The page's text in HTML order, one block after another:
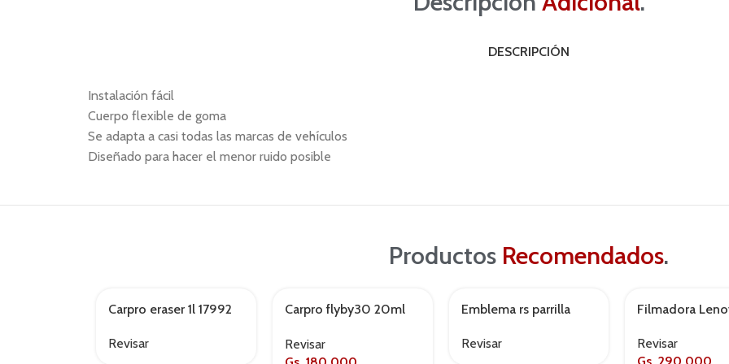
DESCRIPCIÓN
Instalación fácil
Cuerpo flexible de goma
Se adapta a casi todas las marcas de vehículos
Diseñado para hacer el menor ruido posible
Productos Recomendados.
AGOTADO
Carpro eraser 1l 17992
Revisar
AGOTADO
Carpro flyby30 20ml
Revisar
AGOTADO
Emblema rs parrilla
Revisar
Filmadora
Revisar